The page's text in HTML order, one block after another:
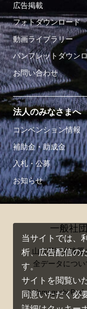
広告掲載
フォトダウンロード
動画ライブラリー
パンフレットダウン
お問い合わせ
法人のみなさまへ
コンベンション情報
補助金・助成金
入札・公募
お知らせ
一般社
山口県観光連盟
全データについ
© Yamaguchi
当サイトでは、
析、広告配信の
す。
サイトを閲覧い
同意いただく必